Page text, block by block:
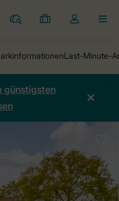
Ferienparks
Meine
Dropdown-
öffnen
günstigsten